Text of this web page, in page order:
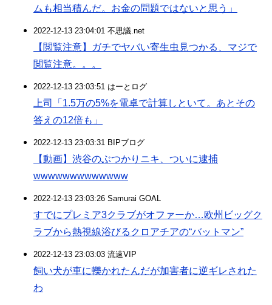
ムも相当積んだ。お金の問題ではないと思う」
2022-12-13 23:04:01 不思議.net
【閲覧注意】ガチでヤバい寄生虫見つかる、マジで
閲覧注意。。。
2022-12-13 23:03:51 はーとログ
上司「1.5万の5%を電卓で計算しといて。あとその
答えの12倍も」
2022-12-13 23:03:31 BIPブログ
【動画】渋谷のぶつかりニキ、ついに逮捕
wwwwwwwwwwwww
2022-12-13 23:03:26 Samurai GOAL
すでにプレミア3クラブがオファーか…欧州ビッグク
ラブから熱視線浴びるクロアチアの“バットマン”
2022-12-13 23:03:03 流速VIP
飼い犬が車に轢かれたんだが加害者に逆ギレされた
わ